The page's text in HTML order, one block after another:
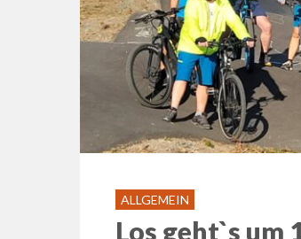
ALLGEMEIN
Los geht`s um